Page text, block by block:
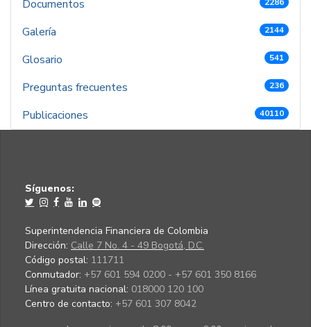
Documentos 2286
Galería 2144
Glosario 541
Preguntas frecuentes 236
Publicaciones 40110
Síguenos:
Superintendencia Financiera de Colombia
Dirección: Calle 7 No. 4 - 49 Bogotá, D.C.
Código postal: 111711
Conmutador: +57 601 594 0200 - +57 601 350 8166
Línea gratuita nacional: 018000 120 100
Centro de contacto: +57 601 307 8042